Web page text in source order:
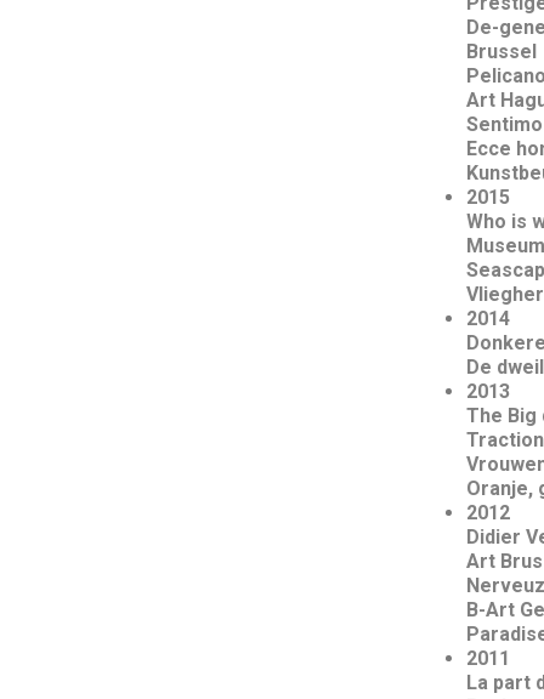
De-
Brussel
Art
Ecce
2015
Who is
2014
De
2013
The Big
Oranje,
2012
Didier
Art
B-Art
2011
La part